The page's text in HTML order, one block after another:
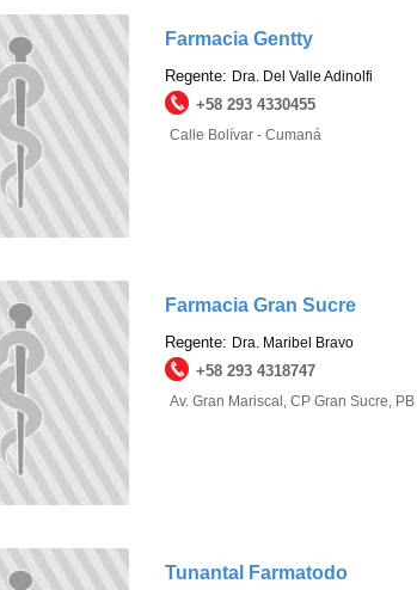
Farmacia Gentty
Regente: Dra. Del Valle Adinolfi
+58 293 4330455
Calle Bolívar - Cumaná
Farmacia Gran Sucre
Regente: Dra. Maribel Bravo
+58 293 4318747
Av. Gran Mariscal, CP Gran Sucre,
Tunantal Farmatodo